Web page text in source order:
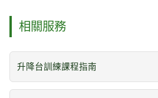
相關服務
升降台訓練課程指南